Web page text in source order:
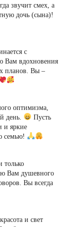
звучит смех, а
дочь (сына)!
с
Вам вдохновения
планов. Вы –
оптимизма,
день.
Пусть
и яркие
семью!
только
Вам душевного
Вы всегда
и свет